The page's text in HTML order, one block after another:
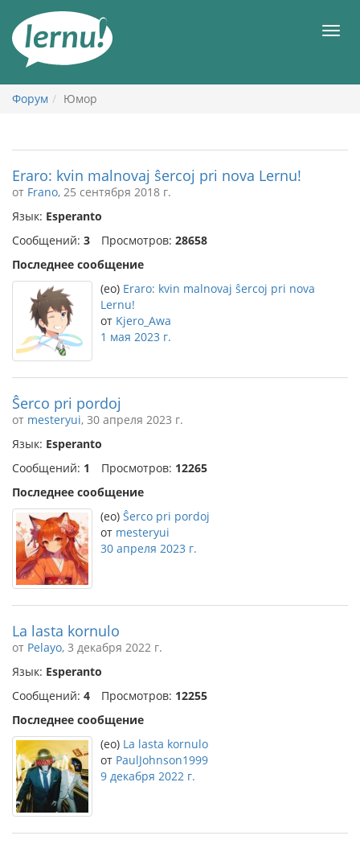
содержанию
Форум Юмор
Eraro: kvin malnovaj ŝercoj pri nova Lernu!
от Frano, 25 сентября 2018 г.
Язык: Esperanto
Сообщений: 3 Просмотров: 28658
Последнее сообщение
(eo) Eraro: kvin malnovaj ŝercoj pri nova
Lernu!
от Kjero_Awa
1 мая 2023 г.
Ŝerco pri pordoj
от mesteryui, 30 апреля 2023 г.
Язык: Esperanto
Сообщений: 1 Просмотров: 12265
Последнее сообщение
(eo) Ŝerco pri pordoj
от mesteryui
30 апреля 2023 г.
La lasta kornulo
от Pelayo, 3 декабря 2022 г.
Язык: Esperanto
Сообщений: 4 Просмотров: 12255
Последнее сообщение
(eo) La lasta kornulo
от PaulJohnson1999
9 декабря 2022 г.